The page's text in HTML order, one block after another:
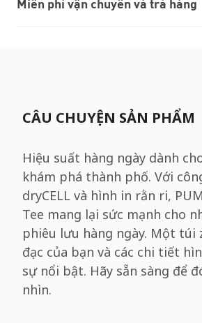
Miễn phí vận chuyển và trả hàng
CÂU CHUYỆN SẢN PHẨM
Hiệu suất hàng ngày dành
khám phá thành phố. Với
dryCELL và hình in rằn ri,
Tee mang lại sức mạnh cho
phiêu lưu hàng ngày. Một
đạc của bạn và các chi tiết
sự nổi bật. Hãy sẵn sàng để
nhìn.